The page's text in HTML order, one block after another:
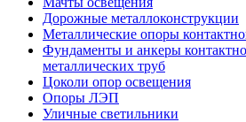
Дорожные металлоконструкции
Металлические опоры
Фундаменты и анкеры
металлических труб
Цоколи опор освещения
Опоры ЛЭП
Уличные светильники